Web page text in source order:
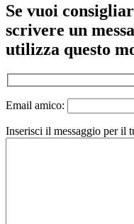
Se vuoi
scrivere un
utilizza questo
Email amico:
Inserisci il messaggio per il